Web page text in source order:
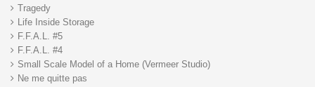
Tragedy
Life Inside Storage
F.F.A.L. #5
F.F.A.L. #4
Small Scale Model of a Home (Vermeer Studio)
Ne me quitte pas